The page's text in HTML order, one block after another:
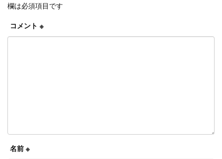
欄は必須項目です
コメント ※
名前 ※